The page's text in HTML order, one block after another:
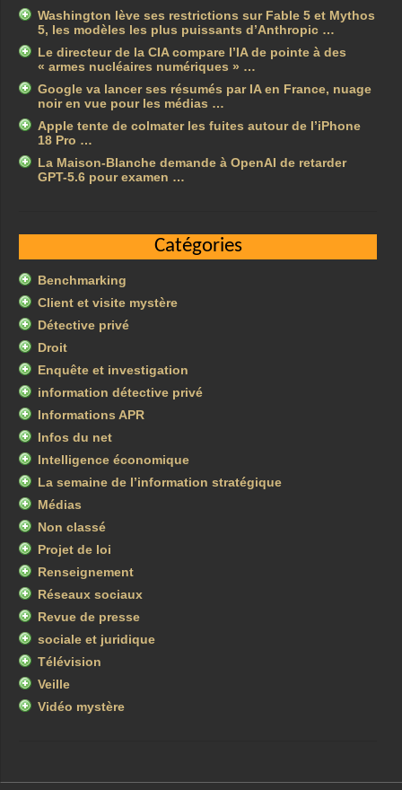
Washington lève ses restrictions sur Fable 5 et Mythos
5, les modèles les plus puissants d’Anthropic …
Le directeur de la CIA compare l’IA de pointe à des
« armes nucléaires numériques » …
Google va lancer ses résumés par IA en France, nuage
noir en vue pour les médias …
Apple tente de colmater les fuites autour de l’iPhone
18 Pro …
La Maison-Blanche demande à OpenAI de retarder
GPT-5.6 pour examen …
Catégories
Benchmarking
Client et visite mystère
Détective privé
Droit
Enquête et investigation
information détective privé
Informations APR
Infos du net
Intelligence économique
La semaine de l’information stratégique
Médias
Non classé
Projet de loi
Renseignement
Réseaux sociaux
Revue de presse
sociale et juridique
Télévision
Veille
Vidéo mystère